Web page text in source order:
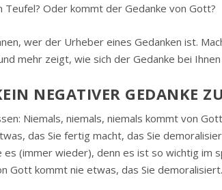
Teufel? Oder kommt der Gedanke von Gott?
wer der Urheber eines Gedanken ist.
mehr zeigt, wie sich der Gedanke bei
NEGATIVER GEDANKE
Niemals, niemals, niemals kommt von
das Sie fertig macht, das Sie
es (immer wieder), denn es ist so wichtig im
Gott kommt nie etwas, das Sie demoralisiert.